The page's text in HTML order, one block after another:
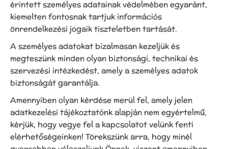
érintett személyes adatainak védelmében egyaránt,
kiemelten fontosnak tartjuk információs
önrendelkezési jogaik tiszteletben tartását.
A személyes adatokat bizalmasan kezeljük és
megteszünk minden olyan biztonsági, technikai és
szervezési intézkedést, amely a személyes adatok
biztonságát garantálja.
Amennyiben olyan kérdése merül fel, amely jelen
adatkezelési tájékoztatónk alapján nem egyértelmű,
kérjük, hogy vegye fel a kapcsolatot velünk fenti
elérhetőségeinken! Törekszünk arra, hogy minél